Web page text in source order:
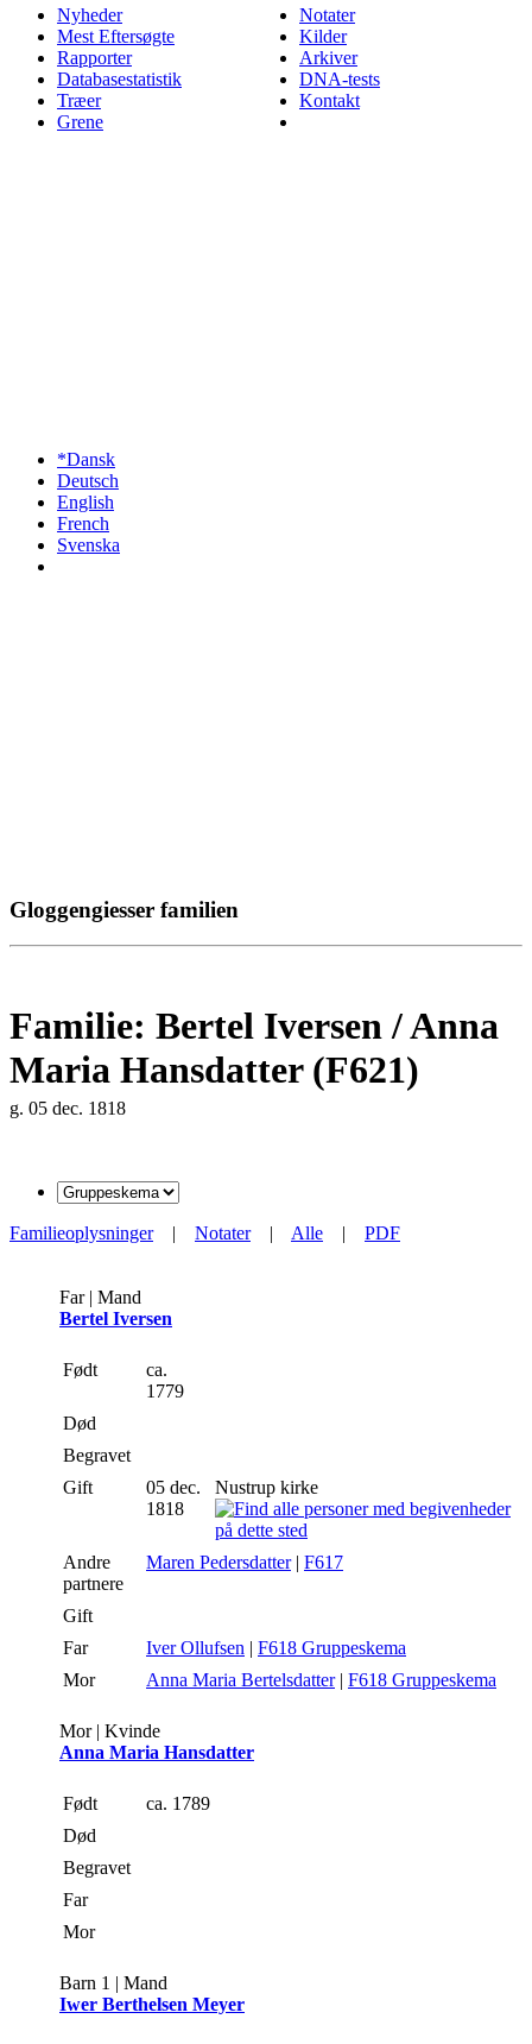
Nyheder
Mest Eftersøgte
Rapporter
Databasestatistik
Træer
Grene
Notater
Kilder
Arkiver
DNA-tests
Kontakt
*Dansk
Deutsch
English
French
Svenska
Gloggengiesser familien
Familie: Bertel Iversen / Anna
Maria Hansdatter (F621)
g. 05 dec. 1818
Familieoplysninger| Notater| Alle | PDF
Far | Mand
Bertel Iversen
Født
ca.
1779
Død
Begravet
Gift
05 dec.
1818
Nustrup kirke
Andre
partnere
Maren Pedersdatter| F617
Gift
Far
Iver Ollufsen | F618 Gruppeskema
Mor
Anna Maria Bertelsdatter| F618 Gruppeskema
Mor | Kvinde
Anna Maria Hansdatter
Født
ca. 1789
Død
Begravet
Far
Mor
Barn 1 | Mand
Iwer Berthelsen Meyer